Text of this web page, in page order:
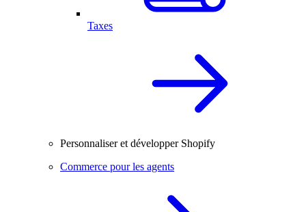
Taxes
Personnaliser et développer Shopify
Commerce pour les agents